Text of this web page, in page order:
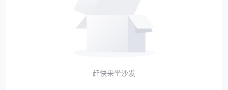
赶快来坐沙发